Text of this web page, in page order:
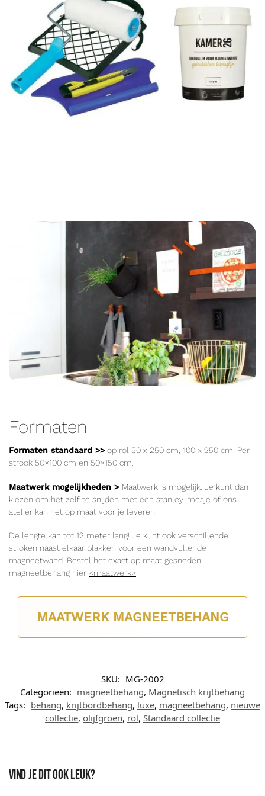
Formaten
Formaten standaard >> op rol 50 x 250 cm, 100 x 250 cm. Per
strook 50×100 cm en 50×150 cm.
Maatwerk mogelijkheden > Maatwerk is mogelijk. Je kunt dan
kiezen om het zelf te snijden met een stanley-mesje of ons
atelier kan het op maat voor je leveren.
De lengte kan tot 12 meter lang! Je kunt ook verschillende
stroken naast elkaar plakken voor een wandvullende
magneetwand. Bestel het exact op maat gesneden
magneetbehang hier <maatwerk>
MAATWERK MAGNEETBEHANG
SKU: MG-2002
Categorieën: magneetbehang, Magnetisch krijtbehang
Tags: behang, krijtbordbehang, luxe, magneetbehang, nieuwe
collectie, olijfgroen, rol, Standaard collectie
Vind je dit ook leuk?